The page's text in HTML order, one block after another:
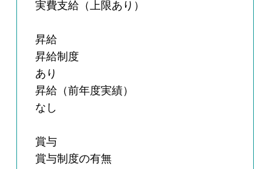
実費支給（上限あり）
昇給
昇給制度
あり
昇給（前年度実績）
なし
賞与
賞与制度の有無